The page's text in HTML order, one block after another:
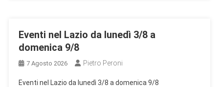
Eventi nel Lazio da lunedì 3/8 a
domenica 9/8
7 Agosto 2026 Pietro Peroni
Eventi nel Lazio da lunedì 3/8 a domenica 9/8